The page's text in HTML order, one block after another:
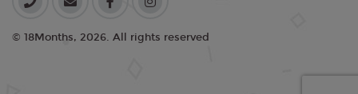
© 18Months, 2026. All rights reserved